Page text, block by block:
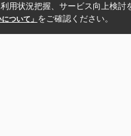
用状況把握、サービス向上検
ついて」 をご確認ください。